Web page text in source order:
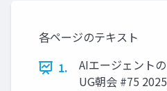
各ページのテキスト
1.
AIエージェント
UG朝会 #75